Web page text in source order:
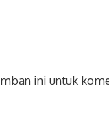
ini untuk